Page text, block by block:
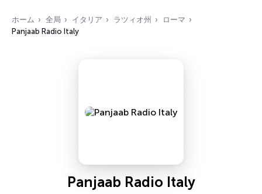
ホーム 全局 イタリア ラツィオ州
ローマ
Panjaab Radio Italy
Panjaab Radio Italy